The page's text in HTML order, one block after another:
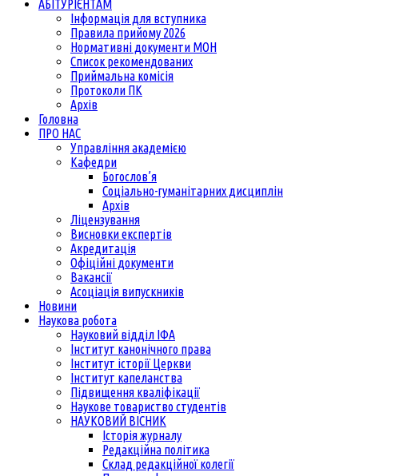
АБІТУРІЄНТАМ
Інформація для вступника
Правила прийому 2026
Нормативні документи МОН
Список рекомендованих
Приймальна комісія
Протоколи ПК
Архів
Головна
ПРО НАС
Управління академією
Кафедри
Богослов’я
Соціально-гуманітарних дисциплін
Архів
Ліцензування
Висновки експертів
Акредитація
Офіційні документи
Вакансії
Асоціація випускників
Новини
Наукова робота
Науковий відділ ІФА
Інститут канонічного права
Інститут історії Церкви
Інститут капеланства
Підвищення кваліфікації
Наукове товариство студентів
НАУКОВИЙ ВІСНИК
Історія журналу
Редакційна політика
Склад редакційної колегії